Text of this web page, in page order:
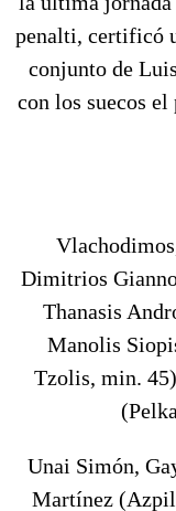
penalti, certificó
conjunto de
con los suecos
Dimitrios
Thanasis
Manolis
Tzolis, min.
Unai Simón,
Martínez